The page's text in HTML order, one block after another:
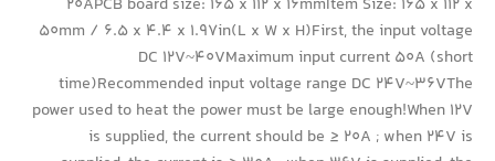
50mm / 6.5 x 4.4 x 1.97in(L x W x H)First, the input voltage
DC 12V~40VMaximum input current 50A (short
time)Recommended input voltage range DC 24V~36VThe
power used to heat the power must be large enough!When 12V
is supplied, the current should be ≥ 20A ; when 24V is